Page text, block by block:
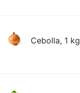
Cebolla, 1 kg